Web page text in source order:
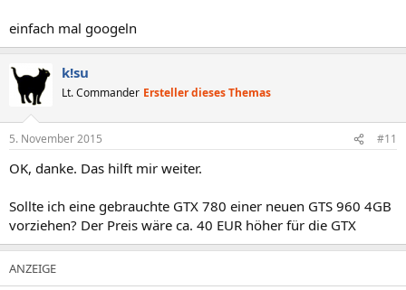
einfach mal googeln
k!su
Lt. Commander Ersteller dieses Themas
5. November 2015 #11
OK, danke. Das hilft mir weiter.
Sollte ich eine gebrauchte GTX 780 einer neuen GTS 960 4GB
vorziehen? Der Preis wäre ca. 40 EUR höher für die GTX